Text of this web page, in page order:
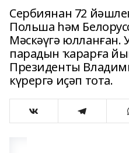
Сербиянан 72
Польша һәм
Мәскәүгә юлланған.
парадын ҡарарға
Президенты
күрергә иҫәп тота.